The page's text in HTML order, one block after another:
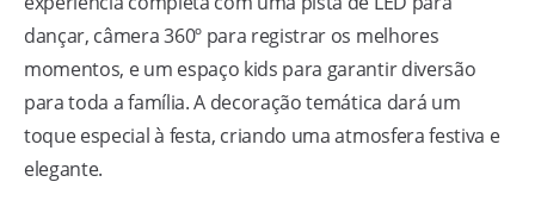
dançar, câmera 360º para registrar os melhores
momentos, e um espaço kids para garantir diversão
para toda a família. A decoração temática dará um
toque especial à festa, criando uma atmosfera festiva e
elegante.